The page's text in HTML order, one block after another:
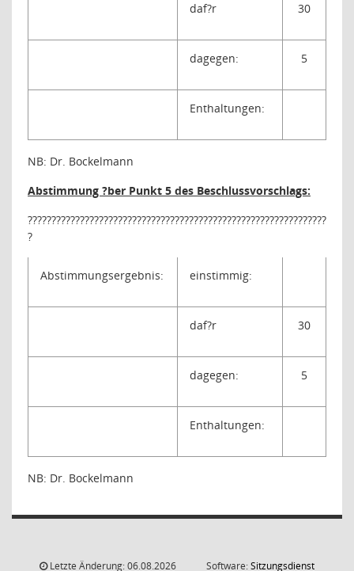
daf?r 30
dagegen: 5
Enthaltungen:
NB: Dr. Bockelmann
Abstimmung ?ber Punkt 5 des Beschlussvorschlags:
???????????????????????????????????????????????????????????????
?
Abstimmungsergebnis: einstimmig:
daf?r 30
dagegen: 5
Enthaltungen:
NB: Dr. Bockelmann
Letzte Änderung: 06.08.2026 Software:Sitzungsdienst